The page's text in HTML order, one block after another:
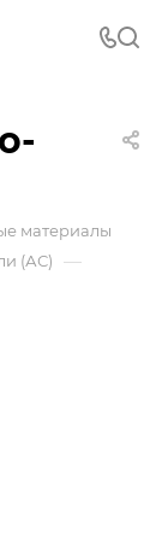
материалы
(АС) —